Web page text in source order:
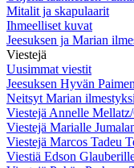
Mitalit ja skapulaarit
Ihmeelliset kuvat
Jeesuksen ja Marian
Viestejä
Uusimmat viestit
Jeesuksen Hyvän
Neitsyt Marian
Viestejä Annelle
Viestejä Marialle
Viestejä Marcos Tadeu
Viestiä Edson